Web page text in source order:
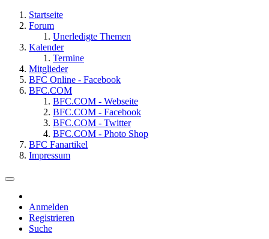
Startseite
Forum
Unerledigte Themen
Kalender
Termine
Mitglieder
BFC Online - Facebook
BFC.COM
BFC.COM - Webseite
BFC.COM - Facebook
BFC.COM - Twitter
BFC.COM - Photo Shop
BFC Fanartikel
Impressum
Anmelden
Registrieren
Suche